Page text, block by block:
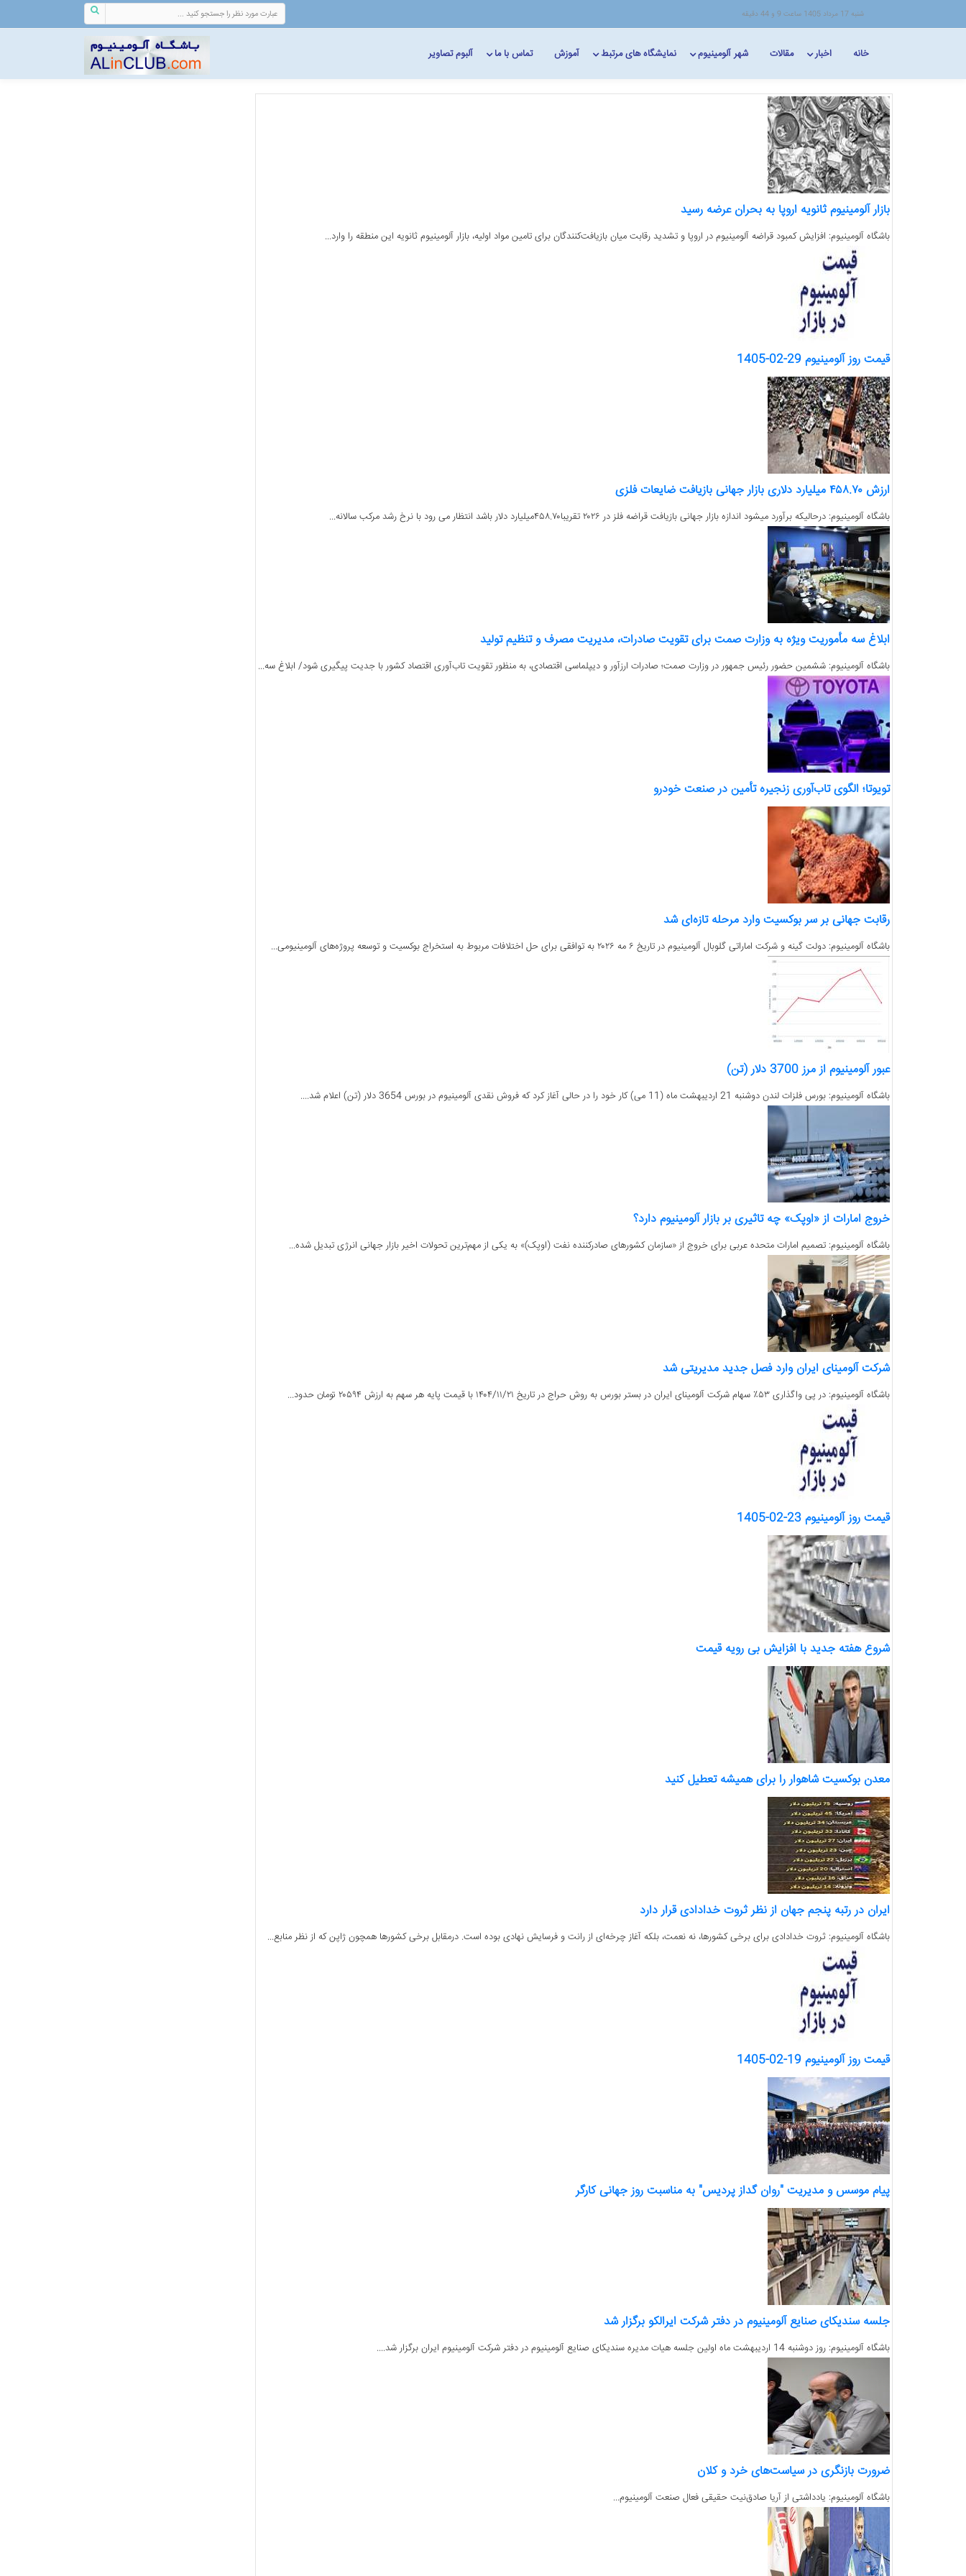
شنبه 17 مرداد 1405 ساعت 9 و 44 دقیقه
خانه اخبار مقالات شهر آلومینیوم نمایشگاه های مرتبط آموزش تماس با ما آلبوم تصاویر
بازار آلومینیوم ثانویه اروپا به بحران عرضه رسید
باشگاه آلومینیوم: افزایش کمبود قراضه آلومینیوم در اروپا و تشدید رقابت میان بازیافت‌کنندگان برای تامین مواد اولیه، بازار آلومینیوم ثانویه این منطقه را وارد...
قیمت روز آلومینیوم 29-02-1405
ارزش ۴۵۸.۷۰ میلیارد دلاری بازار جهانی بازیافت ضایعات فلزی
باشگاه آلومینیوم: درحالیکه برآورد میشود اندازه بازار جهانی بازیافت قراضه فلز در ۲۰۲۶ تقریبا۴۵۸.۷۰میلیارد دلار باشد انتظار می رود با نرخ رشد مرکب سالانه...
ابلاغ سه مأموریت ویژه به وزارت صمت برای تقویت صادرات، مدیریت مصرف و تنظیم تولید
باشگاه آلومینیوم: ششمین حضور رئیس جمهور در وزارت صمت؛ صادرات ارزآور و دیپلماسی اقتصادی، به منظور تقویت تاب‌آوری اقتصاد کشور با جدیت پیگیری شود/ ابلاغ سه...
تویوتا؛ الگوی تاب‌آوری زنجیره تأمین در صنعت خودرو
رقابت جهانی بر سر بوکسیت وارد مرحله تازه‌ای شد
باشگاه آلومینیوم: دولت گینه و شرکت اماراتی گلوبال آلومینیوم در تاریخ ۶ مه ۲۰۲۶ به توافقی برای حل اختلافات مربوط به استخراج بوکسیت و توسعه پروژه‌های آلومینیومی...
عبور آلومینیوم از مرز 3700 دلار (تن)
باشگاه آلومینیوم: بورس فلزات لندن دوشنبه 21 اردیبهشت ماه (11 می) کار خود را در حالی آغاز کرد که فروش نقدی آلومینیوم در بورس 3654 دلار (تن) اعلام شد....
خروج امارات از «اوپک» چه تاثیری بر بازار آلومینیوم دارد؟
باشگاه آلومینیوم: تصمیم امارات متحده عربی برای خروج از «سازمان کشورهای صادرکننده نفت (اوپک)» به یکی از مهم‌ترین تحولات اخیر بازار جهانی انرژی تبدیل شده...
شرکت آلومینای ایران وارد فصل جدید مدیریتی شد
باشگاه آلومینیوم: در پی واگذاری ۵۳٪ سهام شرکت آلومینای ایران در بستر بورس به روش حراج در تاریخ ۱۴۰۴/۱۱/۲۱ با قیمت پایه هر سهم به ارزش ۲۰۵۹۴ تومان حدود...
قیمت روز آلومینیوم 23-02-1405
شروع هفته جدید با افزایش بی رویه قیمت
معدن بوکسیت شاهوار را برای همیشه تعطیل کنید
ایران در رتبه پنجم جهان از نظر ثروت خدادادی قرار دارد
باشگاه آلومینیوم: ثروت خدادادی برای برخی کشورها، نه نعمت، بلکه آغاز چرخه‌ای از رانت و فرسایش نهادی بوده است. درمقابل برخی کشورها همچون ژاپن که از نظر منابع...
قیمت روز آلومینیوم 19-02-1405
پیام موسس و مدیریت "روان گداز پردیس" به مناسبت روز جهانی کارگر
جلسه سندیکای صنایع آلومینیوم در دفتر شرکت ایرالکو برگزار شد
باشگاه آلومینیوم: روز دوشنبه 14 اردیبهشت ماه اولین جلسه هیات مدیره سندیکای صنایع آلومینیوم در دفتر شرکت آلومینیوم ایران برگزار شد....
ضرورت بازنگری در سیاست‌های خرد و کلان
باشگاه آلومینیوم: یادداشتی از آریا صادق‌نیت حقیقی فعال صنعت آلومینیوم...